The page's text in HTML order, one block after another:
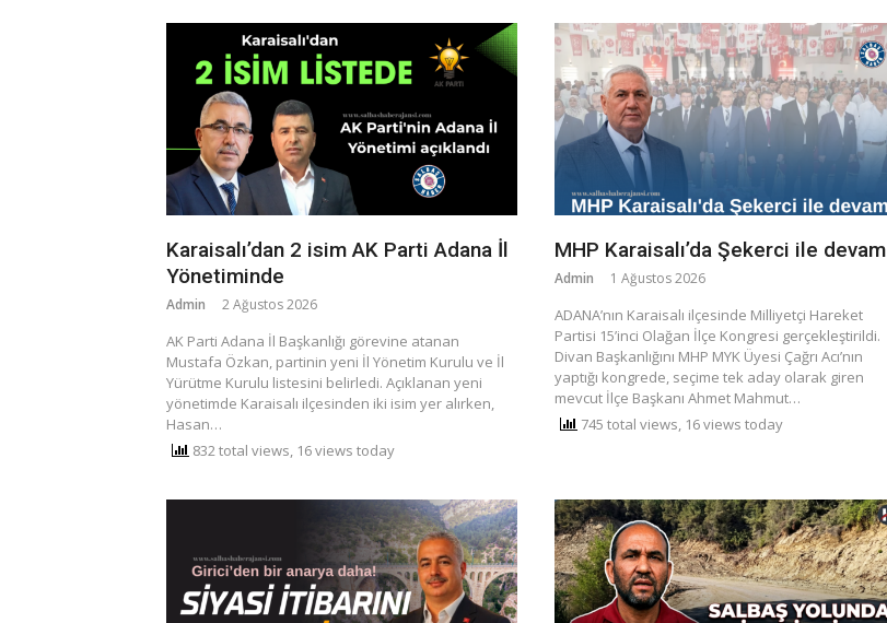
Karaisalı’dan 2 isim AK Parti Adana İl
Yönetiminde
Admin 2 Ağustos 2026
AK Parti Adana İl Başkanlığı görevine atanan
Mustafa Özkan, partinin yeni İl Yönetim Kurulu ve İl
Yürütme Kurulu listesini belirledi. Açıklanan yeni
yönetimde Karaisalı ilçesinden iki isim yer alırken,
Hasan…
832 total views, 16 views today
MHP Karaisalı’da Şekerci ile devam
Admin 1 Ağustos 2026
​ADANA’nın Karaisalı ilçesinde Milliyetçi Hareket
Partisi 15’inci Olağan İlçe Kongresi gerçekleştirildi.
Divan Başkanlığını MHP MYK Üyesi Çağrı Acı’nın
yaptığı kongrede, seçime tek aday olarak giren
mevcut İlçe Başkanı Ahmet Mahmut…
745 total views, 16 views today